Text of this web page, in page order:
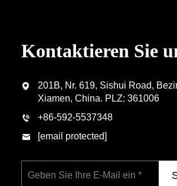
Kontaktieren Sie
201B, Nr. 619, Sishui Road,
Xiamen, China. PLZ: 361006
+86-592-5537348
[email protected]